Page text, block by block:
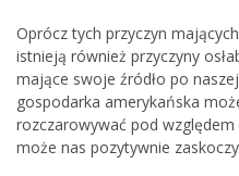
Oprócz tych przyczyn
istnieją również przyczyny
mające swoje źródło po
gospodarka amerykańska
rozczarowywać pod
może nas pozytywnie